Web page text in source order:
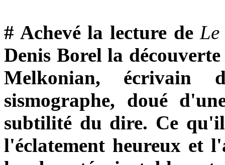
# Achevé la lecture de
Denis Borel la
Melkonian, écrivain
sismographe, doué
subtilité du dire. Ce
l'éclatement heureux et